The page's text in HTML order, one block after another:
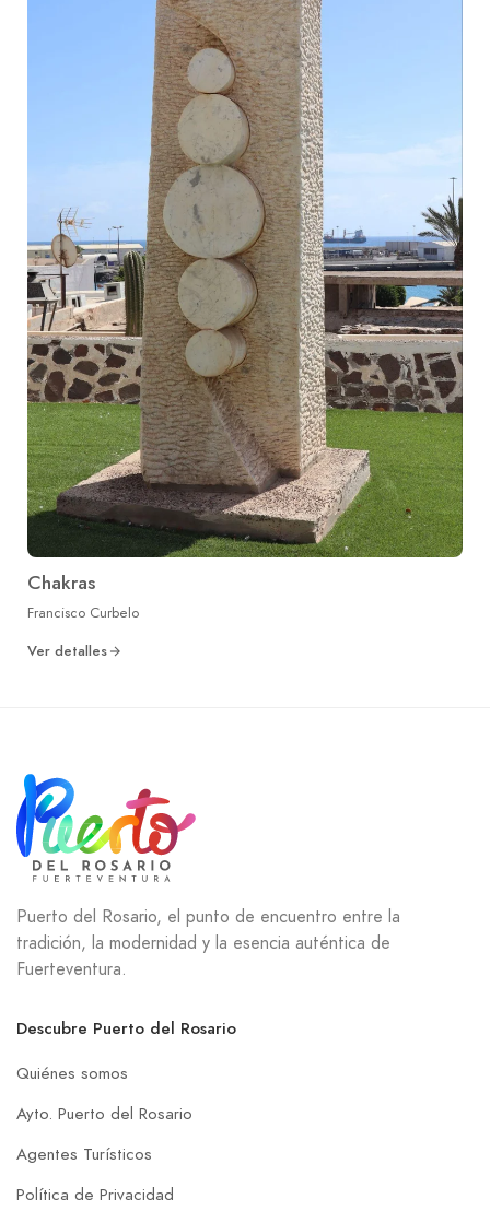
Chakras
Francisco Curbelo
Ver detalles
Puerto del Rosario, el punto de encuentro entre la
tradición, la modernidad y la esencia auténtica de
Fuerteventura.
Descubre Puerto del Rosario
Quiénes somos
Ayto. Puerto del Rosario
Agentes Turísticos
Política de Privacidad